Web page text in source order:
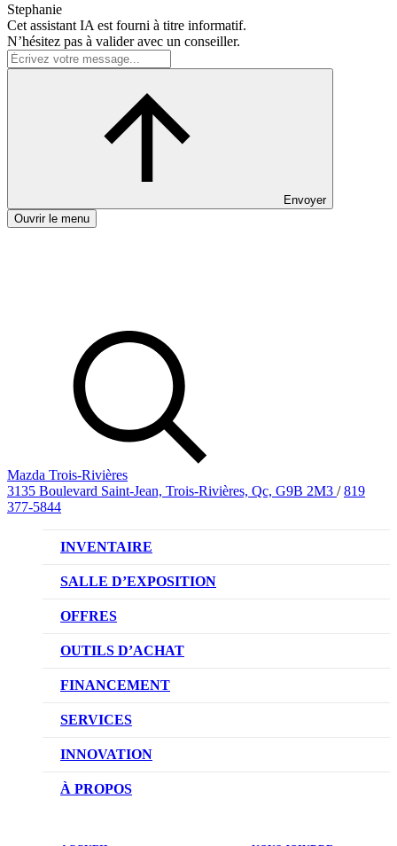
Stephanie
Cet assistant IA est fourni à titre informatif.
N’hésitez pas à valider avec un conseiller.
Envoyer
Ouvrir le menu
Mazda Trois-Rivières
3135 Boulevard Saint-Jean, Trois-Rivières, Qc, G9B 2M3 / 819
377-5844
INVENTAIRE
VÉHICULES NEUFS
VÉHICULES D’OCCASION
SALLE D’EXPOSITION
OFFRES
OFFRES DU CONCESSIONNAIRE
OUTILS D’ACHAT
CONFIGUREZ VOTRE VÉHICULE
RÉSERVEZ UN ESSAI ROUTIER
DEMANDEZ UN PRIX
FINANCEMENT
NOTRE DIFFÉRENCE
DEMANDE DE CRÉDIT AUTO
SERVICES
NOTRE PROMESSE
PRENDRE UN RENDEZ-VOUS
INNOVATION
TECHNOLOGIE SKYACTIV
À PROPOS